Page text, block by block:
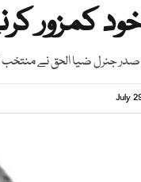
کمزور
جنرل ضیا الحق نے منتخب
July